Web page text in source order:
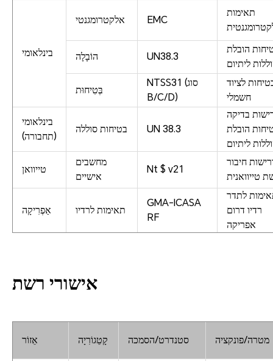
בינלאומי
אלקטרומגנטי EMC
תאימות
הוֹבָלָה UN38.3
הובלת
ליתיום
בְּטִיחוּת
NTSS31 (סוג
B/C/D)
לציוד
חשמלי
בינלאומי
(תחבורה)
בטיחות סוללה UN 38.3
בדיקה
הובלת
ליתיום
טייוואן
מחשבים
אישיים
Nt $ v21
חיבור
טייוואנית
אַפְרִיקָה תאימות לרדיו
GMA-ICASA
RF
לתדר
רדיו דרום
אפריקה
אישורי רשת
אֵזוֹר קָטֵגוֹרִיָה סטנדרט/הסמכה מטרה/פונקציה